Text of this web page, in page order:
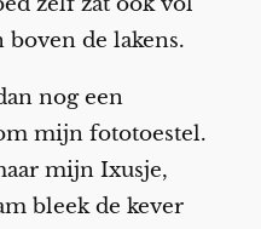
de lakens.
nog een
mijn fototoestel.
mijn Ixusje,
bleek de kever